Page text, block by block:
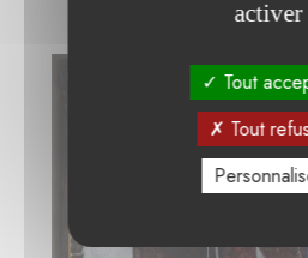
activer
Tout
Tout